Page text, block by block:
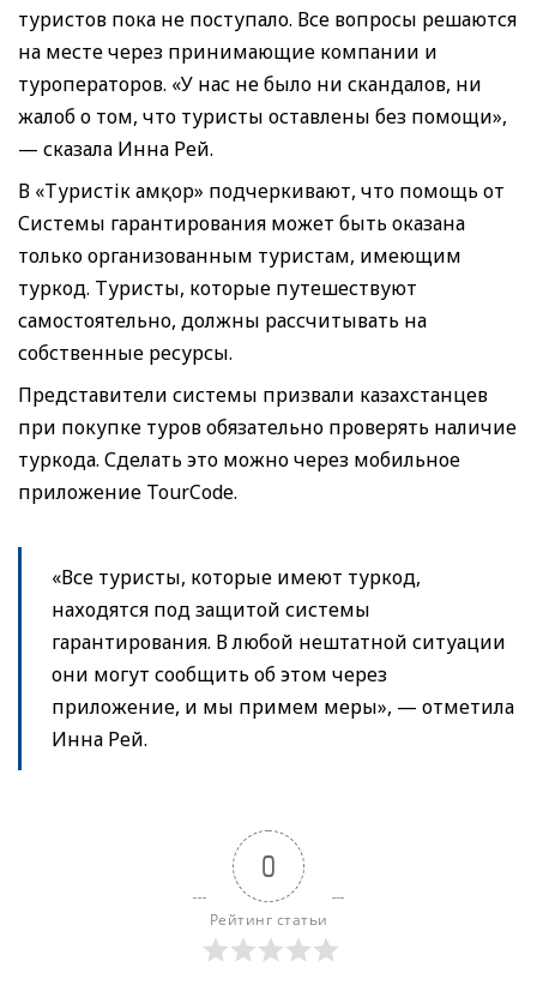
туристов пока не поступало. Все вопросы решаются
на месте через принимающие компании и
туроператоров. «У нас не было ни скандалов, ни
жалоб о том, что туристы оставлены без помощи»,
— сказала Инна Рей.
В «Туристік Қамқор» подчеркивают, что помощь от
Системы гарантирования может быть оказана
только организованным туристам, имеющим
туркод. Туристы, которые путешествуют
самостоятельно, должны рассчитывать на
собственные ресурсы.
Представители системы призвали казахстанцев
при покупке туров обязательно проверять наличие
туркода. Сделать это можно через мобильное
приложение TourCode.
«Все туристы, которые имеют туркод,
находятся под защитой системы
гарантирования. В любой нештатной ситуации
они могут сообщить об этом через
приложение, и мы примем меры», — отметила
Инна Рей.
0
Рейтинг статьи